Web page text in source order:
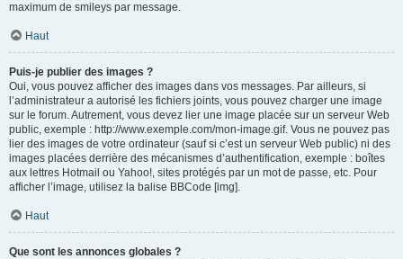
maximum de smileys par message.
Haut
Puis-je publier des images ?
Oui, vous pouvez afficher des images dans vos messages. Par ailleurs, si
l’administrateur a autorisé les fichiers joints, vous pouvez charger une image
sur le forum. Autrement, vous devez lier une image placée sur un serveur Web
public, exemple : http://www.exemple.com/mon-image.gif. Vous ne pouvez pas
lier des images de votre ordinateur (sauf si c’est un serveur Web public) ni des
images placées derrière des mécanismes d’authentification, exemple : boîtes
aux lettres Hotmail ou Yahoo!, sites protégés par un mot de passe, etc. Pour
afficher l’image, utilisez la balise BBCode [img].
Haut
Que sont les annonces globales ?